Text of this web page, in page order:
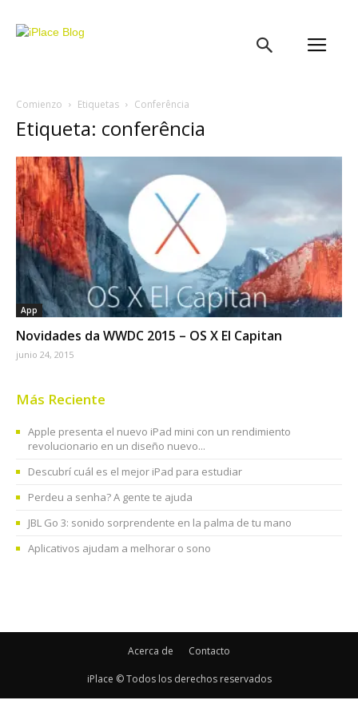
Comienzo Etiquetas Conferência
Etiqueta: conferência
App
Novidades da WWDC 2015 – OS X El Capitan
junio 24, 2015
Más Reciente
Apple presenta el nuevo iPad mini con un rendimiento
revolucionario en un diseño nuevo...
Descubrí cuál es el mejor iPad para estudiar
Perdeu a senha? A gente te ajuda
JBL Go 3: sonido sorprendente en la palma de tu mano
Aplicativos ajudam a melhorar o sono
Acerca de Contacto
iPlace © Todos los derechos reservados